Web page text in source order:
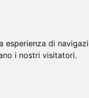
di
i nostri visitatori.